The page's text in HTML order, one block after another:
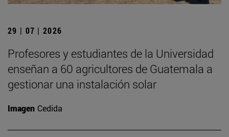
29 | 07 | 2026
Profesores y estudiantes de la Universidad
enseñan a 60 agricultores de Guatemala a
gestionar una instalación solar
Imagen Cedida